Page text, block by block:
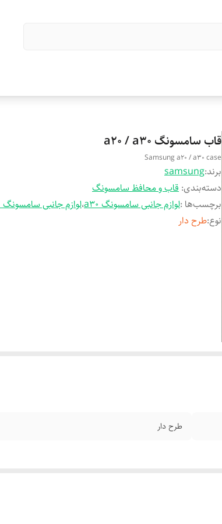
قاب سامسونگ a20 / a30
Samsung a20 / a30 case
برند:samsung
دسته‌بندی: قاب و محافظ سامسونگ
برچسب‌ها :لوازم جانبی سامسونگ a30 ،لوازم جانبی سامسونگ a20
نوع:طرح دار
طرح دار